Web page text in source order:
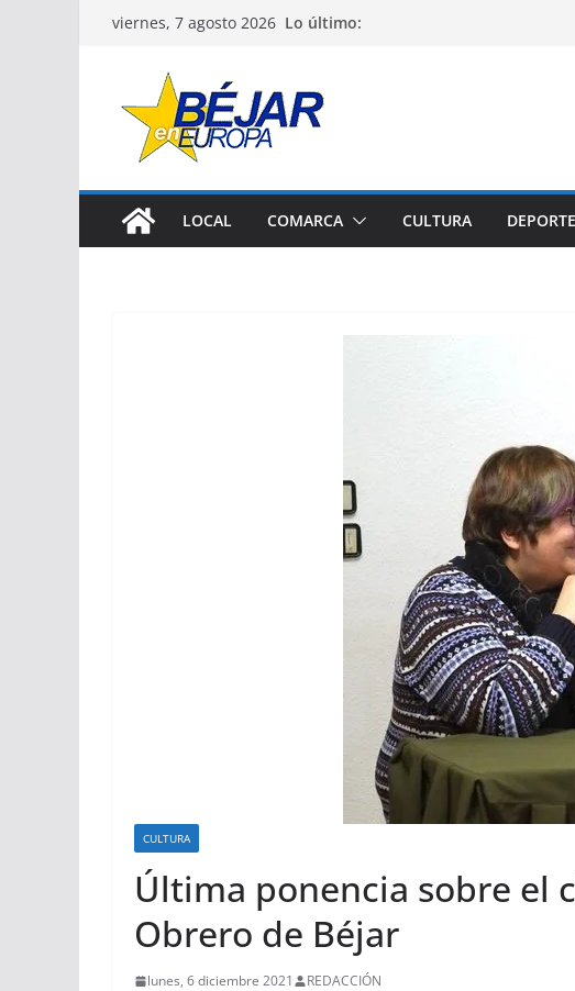
Saltarviernes, 7 agosto 2026 Lo último:
LOCAL COMARCA CULTURA
CULTURA
Última ponencia sobre el
Obrero de Béjar
lunes, 6 diciembre 2021 REDACCIÓN